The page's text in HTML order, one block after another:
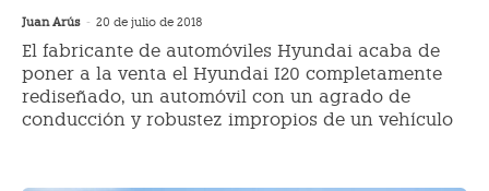
Juan Arús - 20 de julio de 2018
El fabricante de automóviles Hyundai acaba de
poner a la venta el Hyundai I20 completamente
rediseñado, un automóvil con un agrado de
conducción y robustez impropios de un vehículo